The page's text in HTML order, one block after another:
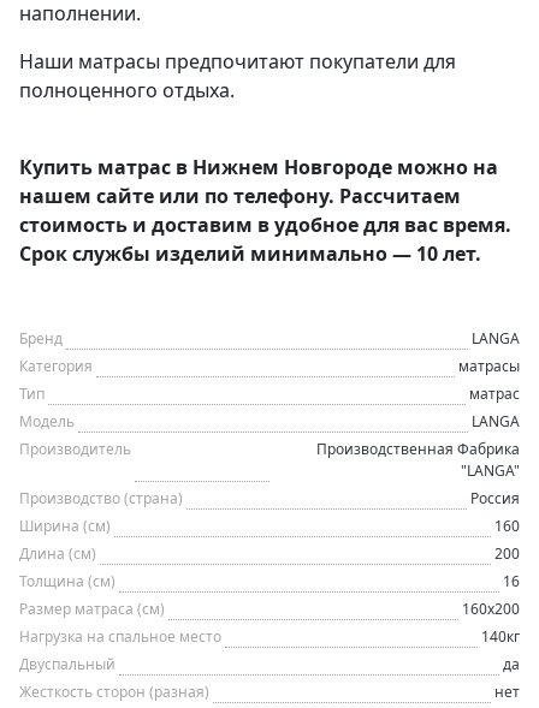
наполнении.
Наши матрасы предпочитают покупатели для
полноценного отдыха.
Купить матрас в Нижнем Новгороде можно на
нашем сайте или по телефону. Рассчитаем
стоимость и доставим в удобное для вас время.
Срок службы изделий минимально — 10 лет.
Бренд
LANGA
Категория
матрасы
Тип
матрас
Модель
LANGA
Производитель
Производственная Фабрика
"LANGA"
Производство (страна)
Россия
Ширина (см)
160
Длина (см)
200
Толщина (см)
16
Размер матраса (см)
160х200
Нагрузка на спальное место
140кг
Двуспальный
да
Жесткость сторон (разная)
нет